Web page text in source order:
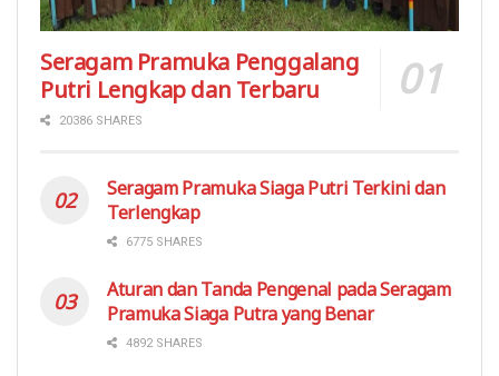
Seragam Pramuka Penggalang
Putri Lengkap dan Terbaru
20386 SHARES
Seragam Pramuka Siaga Putri Terkini dan
Terlengkap
6775 SHARES
Aturan dan Tanda Pengenal pada Seragam
Pramuka Siaga Putra yang Benar
4892 SHARES